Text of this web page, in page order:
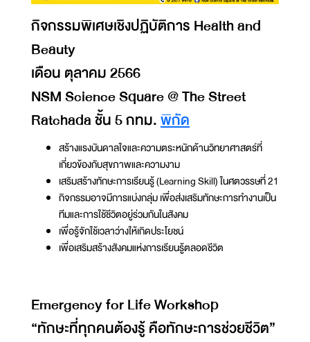
กิจกรรมพิเศษเชิงปฏิบัติการ Health and
Beauty
เดือน ตุลาคม 2566
NSM Science Square @ The Street
Ratchada ชั้น 5 กทม.พิกัด
สร้างแรงบันดาลใจและความตระหนักด้านวิทยาศาสตร์ที่
เกี่ยวข้องกับสุขภาพและความงาม
เสริมสร้างทักษะการเรียนรู้ (Learning Skill) ในศตวรรษที่ 21
กิจกรรมอาจมีการแบ่งกลุ่ม เพื่อส่งเสริมทักษะการทำงานเป็น
ทีมและการใช้ชีวิตอยู่ร่วมกันในสังคม
เพื่อรู้จักใช้เวลาว่างให้เกิดประโยชน์
เพื่อเสริมสร้างสังคมแห่งการเรียนรู้ตลอดชีวิต
Emergency for Life Workshop
“ทักษะที่ทุกคนต้องรู้ คือทักษะการช่วยชีวิต”